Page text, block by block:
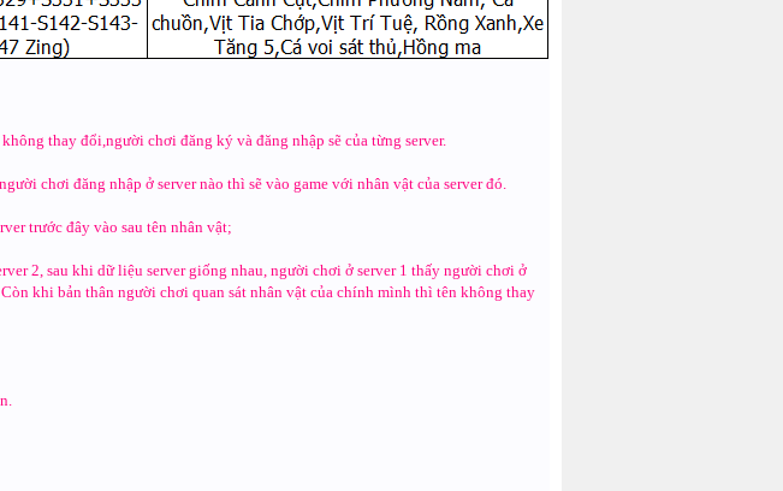
thay đổi,người chơi đăng ký và đăng nhập sẽ của từng server.
chơi đăng nhập ở server nào thì sẽ vào game với nhân vật của server đó.
trước đây vào sau tên nhân vật;
2, sau khi dữ liệu server giống nhau, người chơi ở server 1 thấy người chơi ở
khi bản thân người chơi quan sát nhân vật của chính mình thì tên không thay